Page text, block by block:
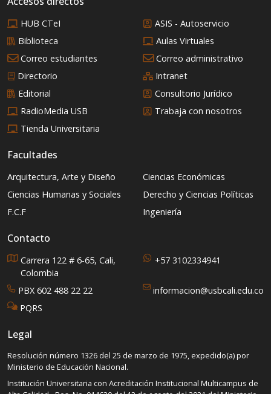
HUB CTeI
ASIS - Autoservicio
Biblioteca
Aulas Virtuales
Correo estudiantes
Correo administrativo
Directorio
Intranet
Editorial
Consultorio Jurídico
RadioMedia USB
Trabaja con nosotros
Tienda Universitaria
Facultades
Arquitectura, Arte y Diseño
Ciencias Económicas
Ciencias Humanas y Sociales
Derecho y Ciencias Políticas
F.C.F
Ingeniería
Contacto
Carrera 122 # 6-65, Cali,
Colombia
+57 3102334941
PBX 602 488 22 22
informacion@usbcali.edu.co
PQRS
Legal
Resolución número 1326 del 25 de marzo de 1975, expedido(a) por
Ministerio de Educación Nacional.
Institución Universitaria con Acreditación Institucional Multicampus de